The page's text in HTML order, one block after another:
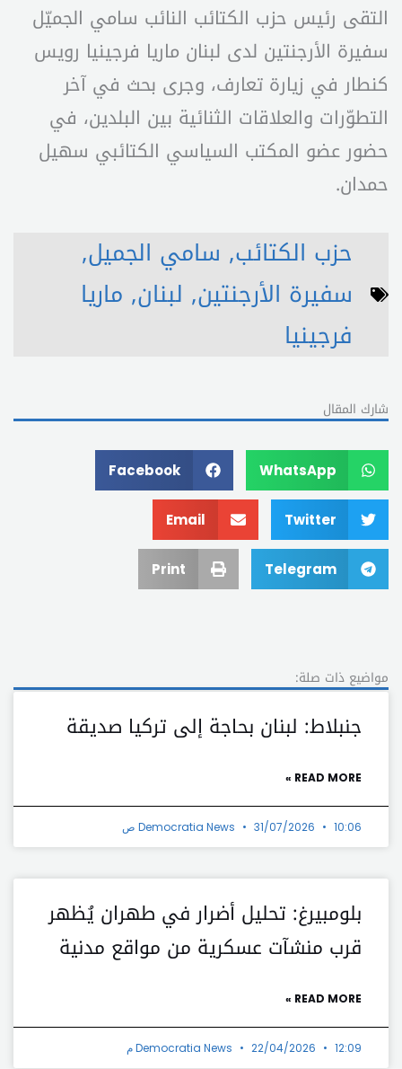
التقى رئيس حزب الكتائب النائب سامي الجميّل
سفيرة الأرجنتين لدى لبنان ماريا فرجينيا رويس
كنطار في زيارة تعارف، وجرى بحث في آخر
التطوّرات والعلاقات الثنائية بين البلدين، في
حضور عضو المكتب السياسي الكتائبي سهيل
حمدان.
حزب الكتائب, سامي الجميل,
سفيرة الأرجنتين, لبنان, ماريا
فرجينيا
شارك المقال
WhatsApp
Facebook
Twitter
Email
Telegram
Print
مواضيع ذات صلة:
جنبلاط: لبنان بحاجة إلى تركيا صديقة
READ MORE »
Democratia News 31/07/2026 10:06 ص
بلومبيرغ: تحليل أضرار في طهران يُظهر
قرب منشآت عسكرية من مواقع مدنية
READ MORE »
Democratia News 22/04/2026 12:09 م